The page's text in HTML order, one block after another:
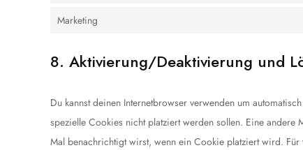
Marketing
8. Aktivierung/Deaktivierung und
Du kannst deinen Internetbrowser verwenden um
spezielle Cookies nicht platziert werden sollen. Eine
Mal benachrichtigt wirst, wenn ein Cookie platziert wird.